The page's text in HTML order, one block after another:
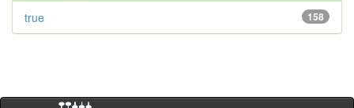
158
true